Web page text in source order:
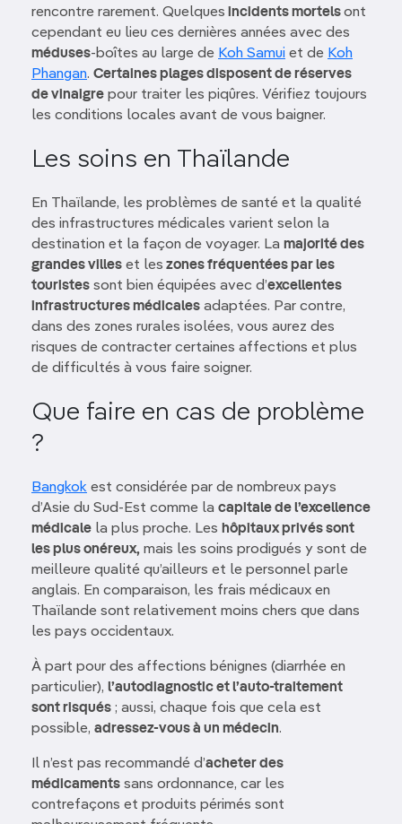
rencontre rarement. Quelques incidents mortelsont
cependant eu lieu ces dernières années avec des
méduses-boîtes au large de Koh Samui et de Koh
Phangan. Certaines plages disposent de réserves
de vinaigre pour traiter les piqûres. Vérifiez toujours
les conditions locales avant de vous baigner.
Les soins en Thaïlande
En Thaïlande, les problèmes de santé et la qualité
des infrastructures médicales varient selon la
destination et la façon de voyager. La majorité des
grandes villes et les zones fréquentées par les
touristes sont bien équipées avec d’excellentes
infrastructures médicales adaptées. Par contre,
dans des zones rurales isolées, vous aurez des
risques de contracter certaines affections et plus
de difficultés à vous faire soigner.
Que faire en cas de problème
?
Bangkok est considérée par de nombreux pays
d’Asie du Sud-Est comme la capitale de l’excellence
médicale la plus proche. Les hôpitaux privés sont
les plus onéreux, mais les soins prodigués y sont de
meilleure qualité qu’ailleurs et le personnel parle
anglais. En comparaison, les frais médicaux en
Thaïlande sont relativement moins chers que dans
les pays occidentaux.
À part pour des affections bénignes (diarrhée en
particulier), l’autodiagnostic et l’auto-traitement
sont risqués ; aussi, chaque fois que cela est
possible, adressez-vous à un médecin.
Il n’est pas recommandé d’acheter des
médicaments sans ordonnance, car les
contrefaçons et produits périmés sont